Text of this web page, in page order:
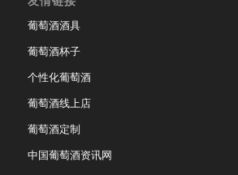
葡萄酒酒具
葡萄酒杯子
个性化葡萄酒
葡萄酒线上店
葡萄酒定制
中国葡萄酒资讯网